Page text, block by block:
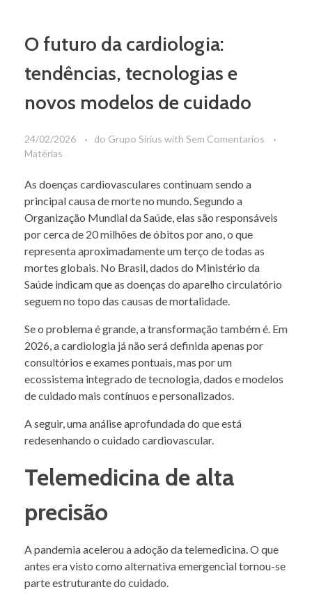
O futuro da cardiologia:
tendências, tecnologias e
novos modelos de cuidado
24/02/2026 do Grupo Sirius with Sem Comentarios
Matérias
As doenças cardiovasculares continuam sendo a
principal causa de morte no mundo. Segundo a
Organização Mundial da Saúde, elas são responsáveis
por cerca de 20 milhões de óbitos por ano, o que
representa aproximadamente um terço de todas as
mortes globais. No Brasil, dados do Ministério da
Saúde indicam que as doenças do aparelho circulatório
seguem no topo das causas de mortalidade.
Se o problema é grande, a transformação também é. Em
2026, a cardiologia já não será definida apenas por
consultórios e exames pontuais, mas por um
ecossistema integrado de tecnologia, dados e modelos
de cuidado mais contínuos e personalizados.
A seguir, uma análise aprofundada do que está
redesenhando o cuidado cardiovascular.
Telemedicina de alta
precisão
A pandemia acelerou a adoção da telemedicina. O que
antes era visto como alternativa emergencial tornou-se
parte estruturante do cuidado.